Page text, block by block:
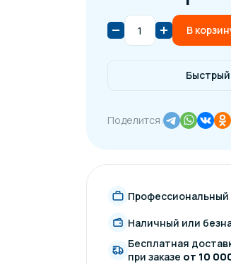
В
Быстрый
Поделится:
Наличный или
Бесплатная
при заказе от 10